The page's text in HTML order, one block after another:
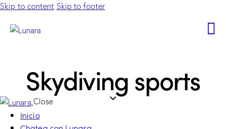
Skip to content Skip to footer
Skydiving sports
Close
Inicio